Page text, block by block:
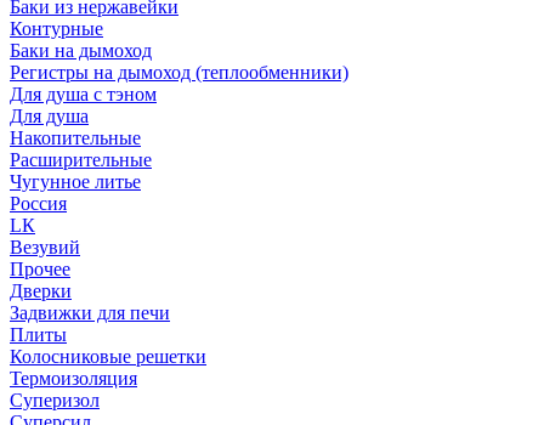
Баки из нержавейки
Контурные
Баки на дымоход
Регистры на дымоход (теплообменники)
Для душа с тэном
Для душа
Накопительные
Расширительные
Чугунное литье
Россия
LК
Везувий
Прочее
Дверки
Задвижки для печи
Плиты
Колосниковые решетки
Термоизоляция
Суперизол